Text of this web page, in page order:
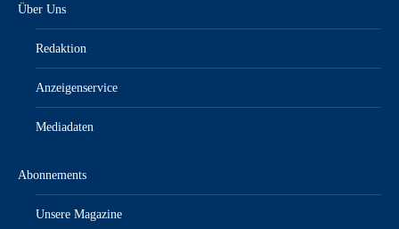
Über Uns
Redaktion
Anzeigenservice
Mediadaten
Abonnements
Unsere Magazine